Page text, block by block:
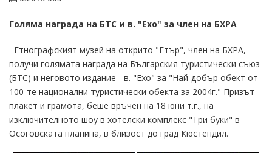
Голяма награда на БТС и в. "Ехо" за член на БХРА
Етнографският музей на открито "Етър", член на БХРА,
получи голямата награда на Българския туристически съюз
(БТС) и неговото издание - в. "Ехо" за "Най-добър обект от
100-те национални туристически обекта за 2004г." Призът -
плакет и грамота, беше връчен на 18 юни т.г., на
изключителното шоу в хотелски комплекс "Три буки" в
Осоговската планина, в близост до град Кюстендил.